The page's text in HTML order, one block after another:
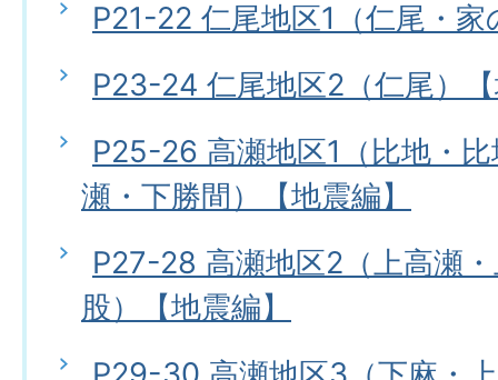
P21-22 仁尾地区1（仁尾・
P23-24 仁尾地区2（仁尾）
P25-26 高瀬地区1（比地・
瀬・下勝間）【地震編】
P27-28 高瀬地区2（上高瀬
股）【地震編】